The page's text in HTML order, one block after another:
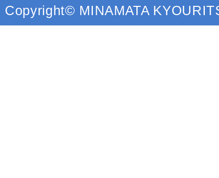
Copyright© MINAMATA